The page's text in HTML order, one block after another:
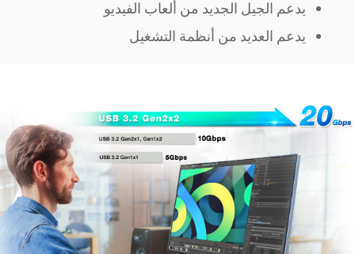
يدعم الجيل الجديد من ألعاب الفيديو
يدعم العديد من أنظمة التشغيل